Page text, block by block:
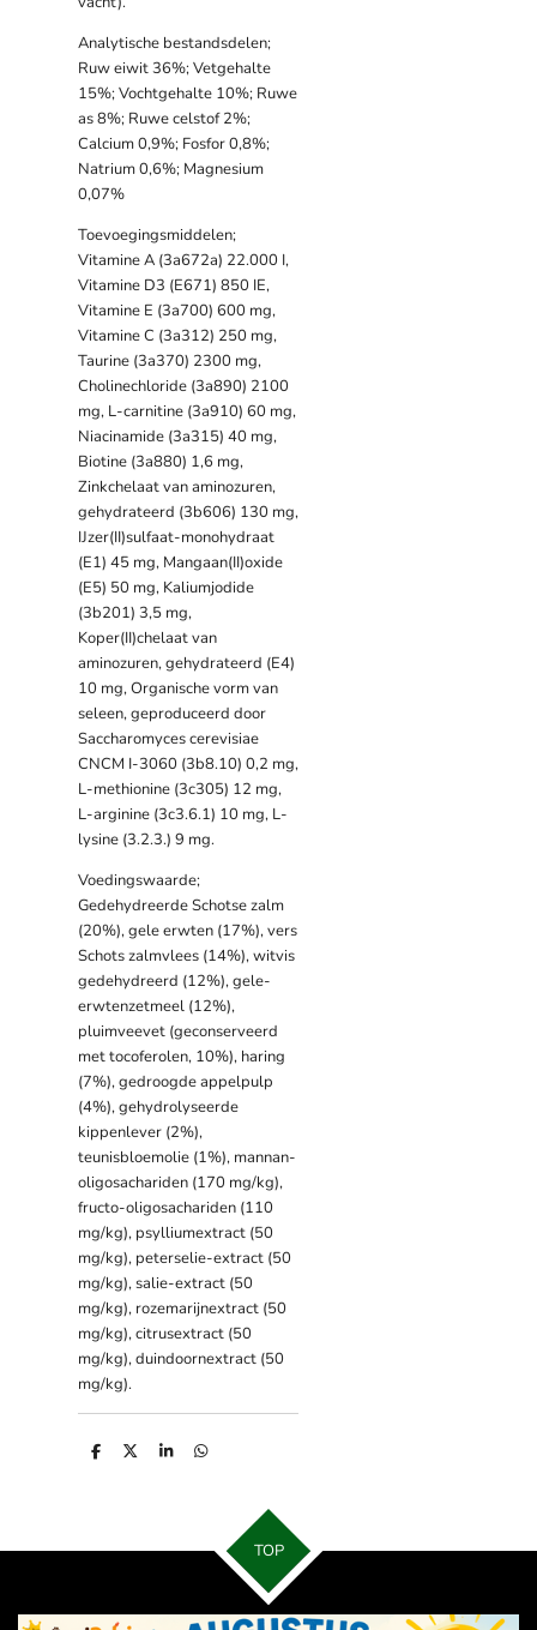
Analytische bestandsdelen;
Ruw eiwit 36%; Vetgehalte
15%; Vochtgehalte 10%; Ruwe
as 8%; Ruwe celstof 2%;
Calcium 0,9%; Fosfor 0,8%;
Natrium 0,6%; Magnesium
0,07%
Toevoegingsmiddelen;
Vitamine A (3a672a) 22.000 I,
Vitamine D3 (E671) 850 IE,
Vitamine E (3a700) 600 mg,
Vitamine C (3a312) 250 mg,
Taurine (3a370) 2300 mg,
Cholinechloride (3a890) 2100
mg, L-carnitine (3a910) 60 mg,
Niacinamide (3a315) 40 mg,
Biotine (3a880) 1,6 mg,
Zinkchelaat van aminozuren,
gehydrateerd (3b606) 130 mg,
IJzer(II)sulfaat-monohydraat
(E1) 45 mg, Mangaan(II)oxide
(E5) 50 mg, Kaliumjodide
(3b201) 3,5 mg,
Koper(II)chelaat van
aminozuren, gehydrateerd (E4)
10 mg, Organische vorm van
seleen, geproduceerd door
Saccharomyces cerevisiae
CNCM I-3060 (3b8.10) 0,2 mg,
L-methionine (3c305) 12 mg,
L-arginine (3c3.6.1) 10 mg, L-
lysine (3.2.3.) 9 mg.
Voedingswaarde;
Gedehydreerde Schotse zalm
(20%), gele erwten (17%), vers
Schots zalmvlees (14%), witvis
gedehydreerd (12%), gele-
erwtenzetmeel (12%),
pluimveevet (geconserveerd
met tocoferolen, 10%), haring
(7%), gedroogde appelpulp
(4%), gehydrolyseerde
kippenlever (2%),
teunisbloemolie (1%), mannan-
oligosachariden (170 mg/kg),
fructo-oligosachariden (110
mg/kg), psylliumextract (50
mg/kg), peterselie-extract (50
mg/kg), salie-extract (50
mg/kg), rozemarijnextract (50
mg/kg), citrusextract (50
mg/kg), duindoornextract (50
mg/kg).
D
D
S
D
TOP